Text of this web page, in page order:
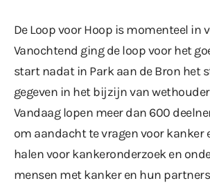
De Loop voor Hoop is momenteel in
Vanochtend ging de loop voor het
start nadat in Park aan de Bron het
gegeven in het bijzijn van
Vandaag lopen meer dan 600
om aandacht te vragen voor kanker
halen voor kankeronderzoek en
mensen met kanker en hun